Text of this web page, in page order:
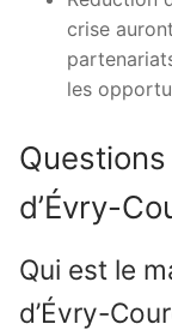
crise
les
d’Évry-
Qui est le
d’Évry-